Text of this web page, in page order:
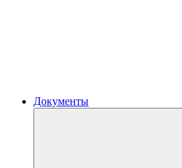
Документы